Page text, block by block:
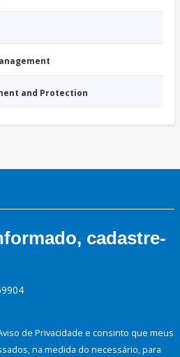
and Protection
cadastre-
de Privacidade e consinto que meus
na medida do necessário, para